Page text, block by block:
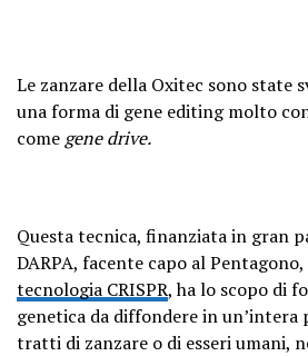
Le zanzare della Oxitec sono state
una forma di gene editing molto
come gene drive.
Questa tecnica, finanziata in gran
DARPA, facente capo al
tecnologia CRISPR, ha lo scopo di
genetica da diffondere in un’intera
tratti di zanzare o di esseri umani,